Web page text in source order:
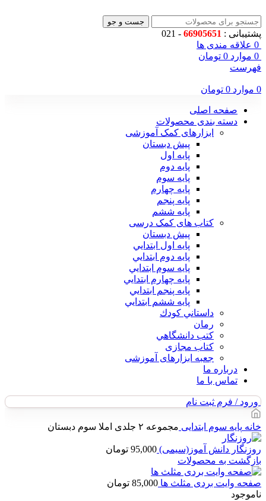
جست و جو
پشتیبانی : 66905651
- 021
0 علاقه مندی ها
0 موارد 0 تومان
فهرست
0 موارد 0 تومان
صفحه اصلی
دسته بندی محصولات
ابزارهای کمک آموزشی
پیش دبستان
پایه اول
پایه دوم
پایه سوم
پایه چهارم
پايه پنجم
پایه ششم
کتاب های کمک درسی
پیش دبستان
پايه اول ابتدايي
پايه دوم ابتدايي
پايه سوم ابتدايي
پايه چهارم ابتدايي
پايه پنجم ابتدايي
پايه ششم ابتدايي
داستاني كودك
رمان
كتب دانشگاهي
کتاب مجازی
جعبه ابزارهای آموزشی
درباره ما
تماس با ما
ورود / فرم ثبت نام
خانه پایه سوم ابتدایی مجموعه ۲ جلدی املا سوم دبستان
روزنگار دانش آموز(سیمی) 95,000 تومان
بازگشت به محصولات
صفحه وایت بردی مثلث ها 85,000 تومان
ناموجود